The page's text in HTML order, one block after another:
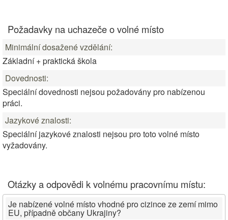
Požadavky na uchazeče o volné místo
Minimální dosažené vzdělání:
Základní + praktická škola
Dovednosti:
Speciální dovednosti nejsou požadovány pro nabízenou
práci.
Jazykové znalosti:
Speciální jazykové znalosti nejsou pro toto volné místo
vyžadovány.
Otázky a odpovědi k volnému pracovnímu místu:
Je nabízené volné místo vhodné pro cizince ze zemí mimo
EU, případně občany Ukrajiny?